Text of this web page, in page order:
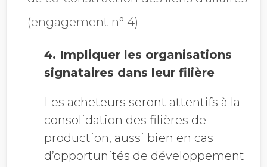
(engagement n° 4)
4. Impliquer les organisations
signataires dans leur filière
Les acheteurs seront attentifs à la
consolidation des filières de
production, aussi bien en cas
d’opportunités de développement